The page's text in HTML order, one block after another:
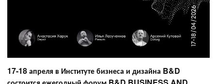
17-18 апреля в Институте бизнеса и дизайна B&D